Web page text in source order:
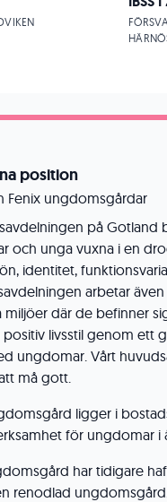
position
Fenix ungdomsgårdar
på Gotland
och unga vuxna i en
identitet,
arbetar
där de befinner
positiv livsstil genom ett
ungdomar. Vårt
må gott.
ligger i
för ungdomar i
har tidigare
renodlad